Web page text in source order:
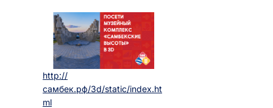
http://
самбек.рф/3d/static/index.ht
ml